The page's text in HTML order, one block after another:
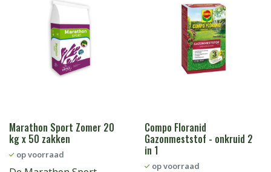
Marathon Sport Zomer 20
kg x 50 zakken
op voorraad
Compo Floranid
Gazonmeststof - onkruid 2
in 1
op voorraad